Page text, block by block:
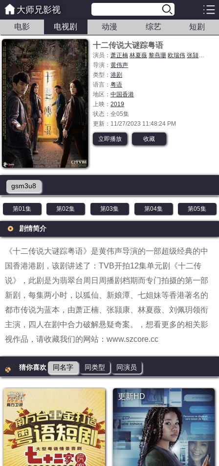
大师兄影视
电影 电视剧 动漫 综艺 短剧
十二传说大谜踪粤语
演员：萧正楠 林夏薇 黎燕珊 欧瑞伟 张颕康
导演：黄伟声
类型：港剧
语言：粤语
地区：中国香港
上映：2019
状态：全05集
更新：11/27/2023 11:48:24 PM
立即播放 收藏
gsm3u8
第01集 第02集 第03集 第04集 第05集
剧情简介
《十二传说大谜踪粤语》是黄伟声导演的一部超级经典的中
国香港港剧，该剧讲述了：TVB开拍12集单元剧《十二传
说》，此剧是为翡翠台周日周播剧档期而专门拍摄的第一部
新剧，每集两小时，以狐仙、新娘潭、七姐妹等香港著名的
都市传说为蓝本，由萧正楠、张颕康、林夏薇、刘佩玥领衔
主演，四人在剧中合力破解悬疑奇案。
，想看更多的相关影
视作品，请收藏我们的网站：www.szcore.cc
猜你喜欢 同名字 同类型 同演员
完结 更新HD